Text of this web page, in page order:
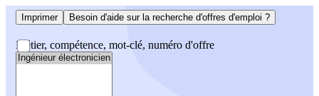
Imprimer Besoin d'aide sur la recherche d'offres d'emploi ?
Métier, compétence, mot-clé, numéro d'offre